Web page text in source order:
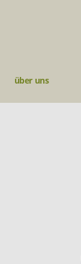
über uns